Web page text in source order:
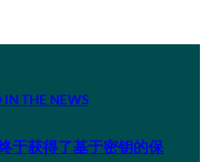
IN THE NEWS
于获得了基于密钥的保